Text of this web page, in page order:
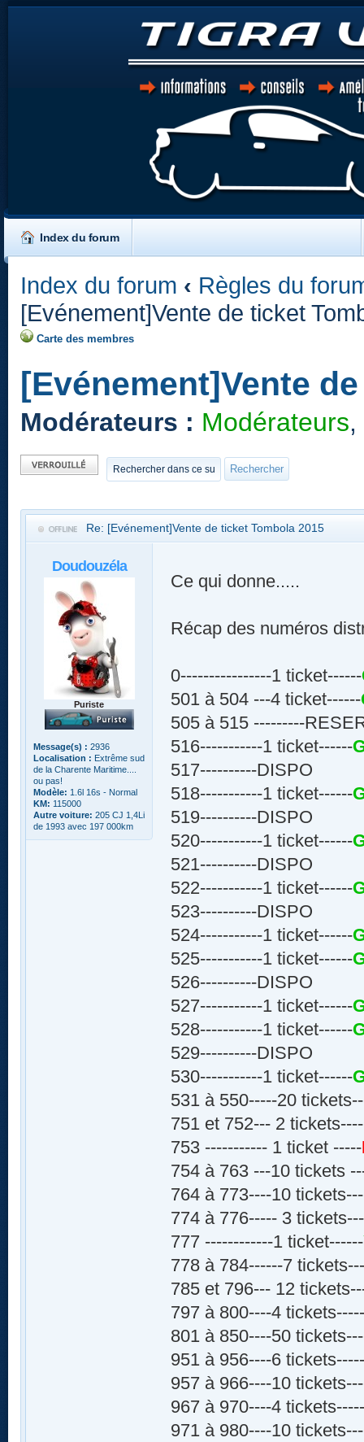
Index du forum
Index du forum ‹ Règles du
[Evénement]Vente de ticket
Carte des membres
[Evénement]Vente
Modérateurs : Modérateurs,
Sujet verrouillé
Re: [Evénement]Vente de ticket Tombola 2015
Doudouzéla
Puriste
Message(s) : 2936
Localisation : Extrême sud
de la Charente Maritime....
ou pas!
Modèle: 1.6l 16s - Normal
KM: 115000
Autre voiture: 205 CJ 1,4Li
de 1993 avec 197 000km
Ce qui donne.....
Récap des numéros
0----------------1 ticket------
501 à 504 ---4 ticket------
505 à 515 ---------
516-----------1 ticket------
517----------DISPO
518-----------1 ticket------
519----------DISPO
520-----------1 ticket------
521----------DISPO
522-----------1 ticket------
523----------DISPO
524-----------1 ticket------
525-----------1 ticket------
526----------DISPO
527-----------1 ticket------
528-----------1 ticket------
529----------DISPO
530-----------1 ticket------
531 à 550-----20
751 et 752--- 2
753 ----------- 1 ticket -----
754 à 763 ---10 tickets
764 à 773----10
774 à 776----- 3
777 ------------1 ticket------
778 à 784------7
785 et 796--- 12
797 à 800----4
801 à 850----50
951 à 956----6
957 à 966----10
967 à 970----4
971 à 980----10